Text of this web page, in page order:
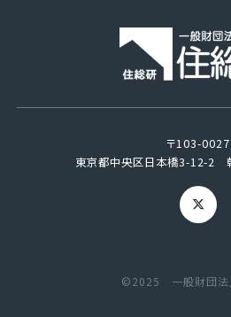
〒103-0027
東京都中央区日本橋3-12-2
©2025 一般財団法